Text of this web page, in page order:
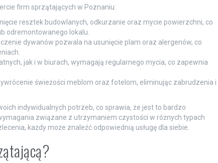
firm sprzątających w Poznaniu:
resztek budowlanych, odkurzanie oraz mycie powierzchni, co
odremontowanego lokalu.
dywanów pozwala na usunięcie plam oraz alergenów, co
jak i w biurach, wymagają regularnego mycia, co zapewnia
świeżości meblom oraz fotelom, eliminując zabrudzenia i
indywidualnych potrzeb, co sprawia, że jest to bardzo
związane z utrzymaniem czystości w różnych typach
każdy może znaleźć odpowiednią usługę dla siebie.